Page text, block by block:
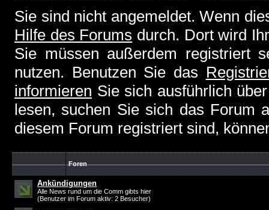
Sie sind nicht angemeldet. Wenn
Hilfe des Forums durch. Dort wird
Sie müssen außerdem registriert
nutzen. Benutzen Sie das
informieren Sie sich ausführlich
lesen, suchen Sie sich das Forum
diesem Forum registriert sind,
Foren
Ankündigungen
Alle News rund um die Comm gibts hier
(Benutzer im Forum aktiv: 2 Besucher)